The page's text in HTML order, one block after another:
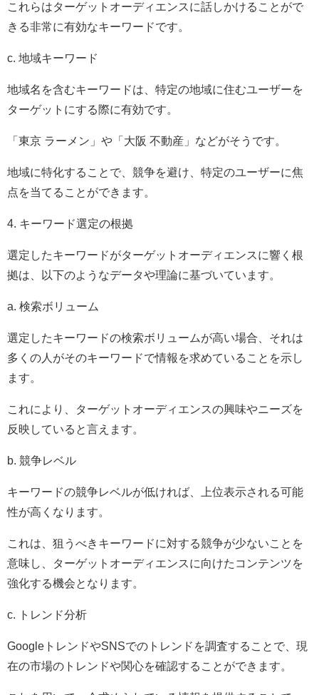
これらはターゲットオーディエンスに話しかけることがで
きる非常に有効なキーワードです。
c. 地域キーワード
地域名を含むキーワードは、特定の地域に住むユーザーを
ターゲットにする際に有効です。
「東京 ラーメン」や「大阪 不動産」などがそうです。
地域に特化することで、競争を避け、特定のユーザーに焦
点を当てることができます。
4. キーワード選定の根拠
選定したキーワードがターゲットオーディエンスに響く根
拠は、以下のようなデータや理論に基づいています。
a. 検索ボリューム
選定したキーワードの検索ボリュームが高い場合、それは
多くの人がそのキーワードで情報を求めていることを示し
ます。
これにより、ターゲットオーディエンスの興味やニーズを
反映していると言えます。
b. 競争レベル
キーワードの競争レベルが低ければ、上位表示される可能
性が高くなります。
これは、狙うべきキーワードに対する競争が少ないことを
意味し、ターゲットオーディエンスに向けたコンテンツを
強化する機会となります。
c. トレンド分析
GoogleトレンドやSNSでのトレンドを調査することで、現
在の市場のトレンドや関心を確認することができます。